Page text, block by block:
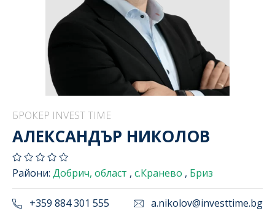
БРОКЕР INVEST TIME
АЛЕКСАНДЪР НИКОЛОВ
Райони: Добрич, област , с.Кранево , Бриз
+359 884 301 555 a.nikolov@investtime.bg